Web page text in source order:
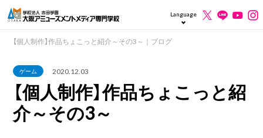
Language
【個人制作】作品ちょこっと紹介～その3～｜ブログ
ゲーム 2020.12.03
【個人制作】作品ちょこっと紹
介～その3～